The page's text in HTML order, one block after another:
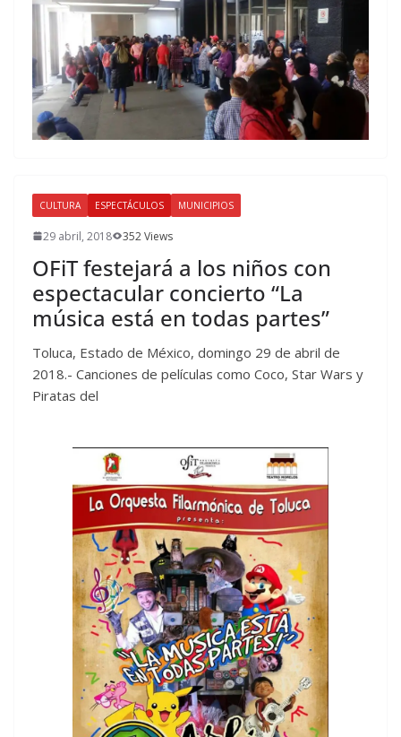
CULTURA ESPECTÁCULOS MUNICIPIOS
29 abril, 2018 352 Views
OFiT festejará a los niños con
espectacular concierto “La
música está en todas partes”
Toluca, Estado de México, domingo 29 de abril de
2018.- Canciones de películas como Coco, Star Wars y
Piratas del